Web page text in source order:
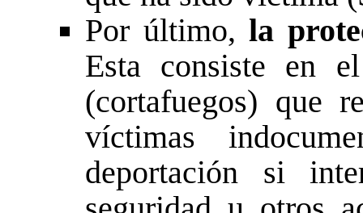
Por último, la
Esta consiste en
(cortafuegos) que
víctimas
deportación si